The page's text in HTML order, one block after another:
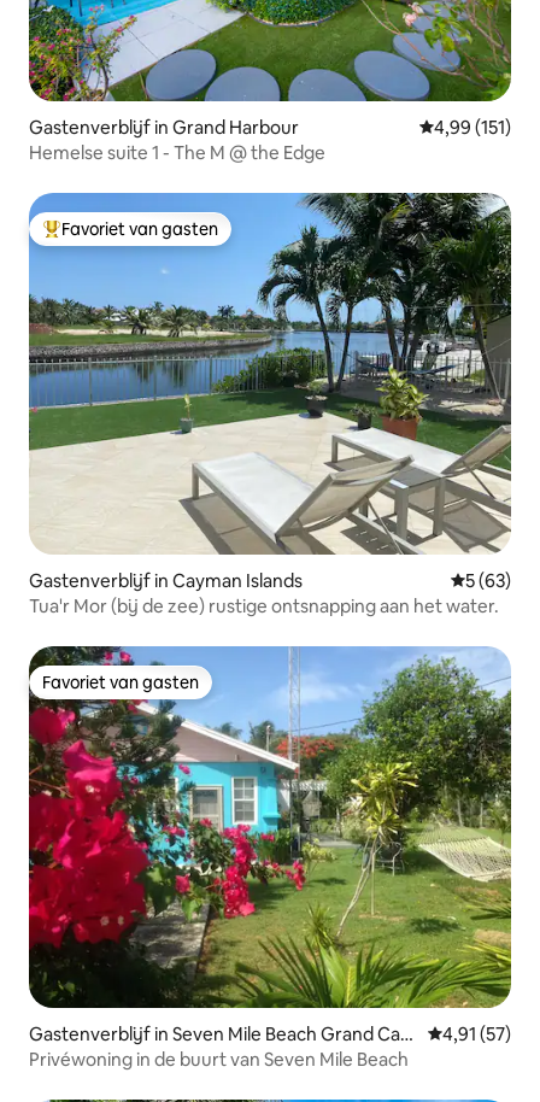
Gastenverblijf in Grand Harbour Gemiddelde
4,99 (151)
Hemelse suite 1 - The M @ the Edge
Topfavoriet van gasten
Favoriet van gasten
Gastenverblijf in Cayman Islands
5 (63)
Tua'r Mor (bij de zee) rustige ontsnapping aan het water.
Favoriet van gasten
Favoriet van gasten
Gastenverblijf in Seven Mile Beach Grand Cay
man
Gemiddelde
4,91 (57)
Privéwoning in de buurt van Seven Mile Beach